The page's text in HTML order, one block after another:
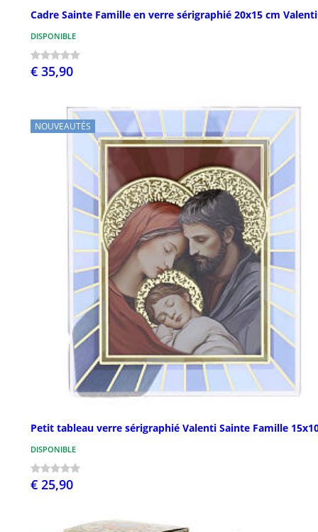
Cadre Sainte Famille en verre sérigraphié 20x15 cm Valenti
DISPONIBLE
€ 35,90
NOUVEAUTÉS
Petit tableau verre sérigraphié Valenti Sainte Famille
DISPONIBLE
€ 25,90